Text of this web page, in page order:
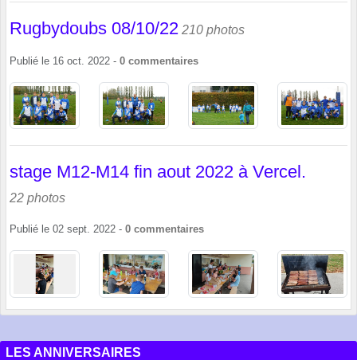
Rugbydoubs 08/10/22 210 photos
Publié le 16 oct. 2022 - 0 commentaires
stage M12-M14 fin aout 2022 à Vercel.
22 photos
Publié le 02 sept. 2022 - 0 commentaires
LES ANNIVERSAIRES